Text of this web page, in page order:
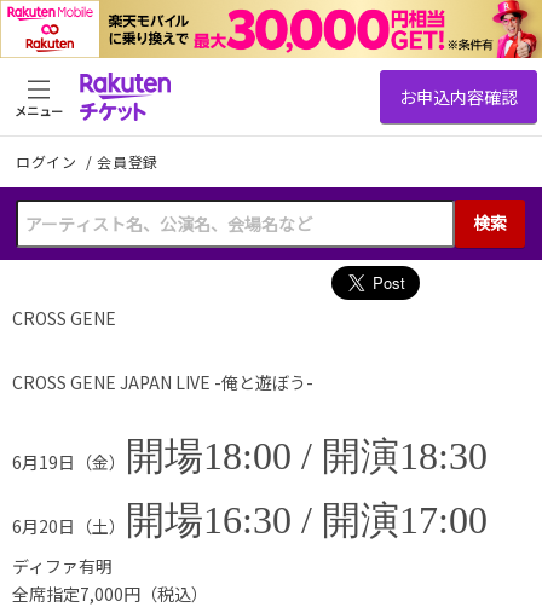
ログイン /会員登録
検索
メニュー
CROSS GENE
CROSS GENE JAPAN LIVE -俺と遊ぼう-
6月19日（金） 開場18:00 / 開演18:30
6月20日（土） 開場16:30 / 開演17:00
ディファ有明
全席指定7,000円（税込）